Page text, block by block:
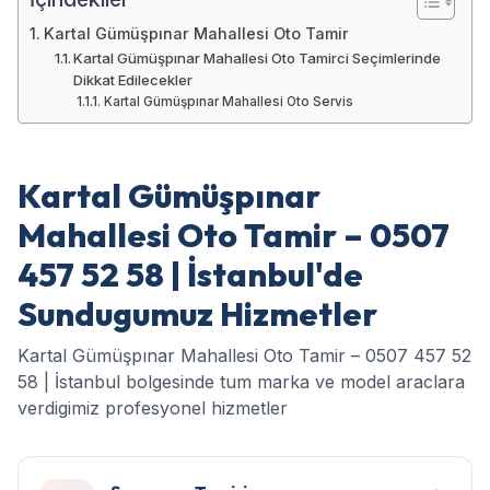
Kartal Gümüşpınar Mahallesi Oto Tamir
Kartal Gümüşpınar Mahallesi Oto Tamirci Seçimlerinde
Dikkat Edilecekler
Kartal Gümüşpınar Mahallesi Oto Servis
Kartal Gümüşpınar
Mahallesi Oto Tamir – 0507
457 52 58 | İstanbul'de
Sundugumuz Hizmetler
Kartal Gümüşpınar Mahallesi Oto Tamir – 0507 457 52
58 | İstanbul bolgesinde tum marka ve model araclara
verdigimiz profesyonel hizmetler